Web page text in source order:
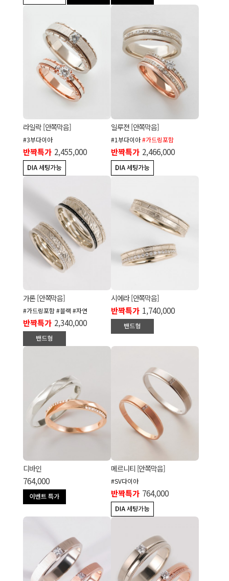
라일락 [안쪽막음]
#3부다이아
반짝특가 2,455,000
일루젼 [안쪽막음]
#1부다이아#가드링포함
반짝특가 2,466,000
가론 [안쪽막음]
#가드링포함 #블랙 #자연
반짝특가 2,340,000
시에라 [안쪽막음]
반짝특가 1,740,000
디바인
764,000
메르니티 [안쪽막음]
#SV다이아
반짝특가 764,000